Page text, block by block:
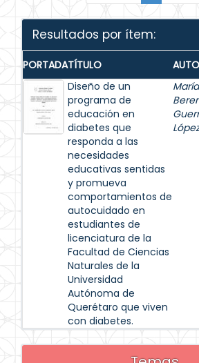
Resultados por ítem:
PORTADATÍTULO
Diseño de un
programa de
educación en
diabetes que
responda a las
necesidades
educativas sentidas
y promueva
comportamientos de
autocuidado en
estudiantes de
licenciatura de la
Facultad de Ciencias
Naturales de la
Universidad
Autónoma de
Querétaro que viven
con diabetes.
María
López